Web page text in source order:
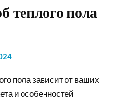
теплого пола
пола зависит от ваших
и особенностей